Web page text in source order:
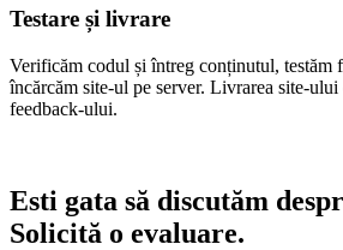
Testare și livrare
Verificăm codul și întreg conținutul, testăm
încărcăm site-ul pe server. Livrarea site-ului
feedback-ului.
Esti gata să discutăm
Solicită o evaluare.